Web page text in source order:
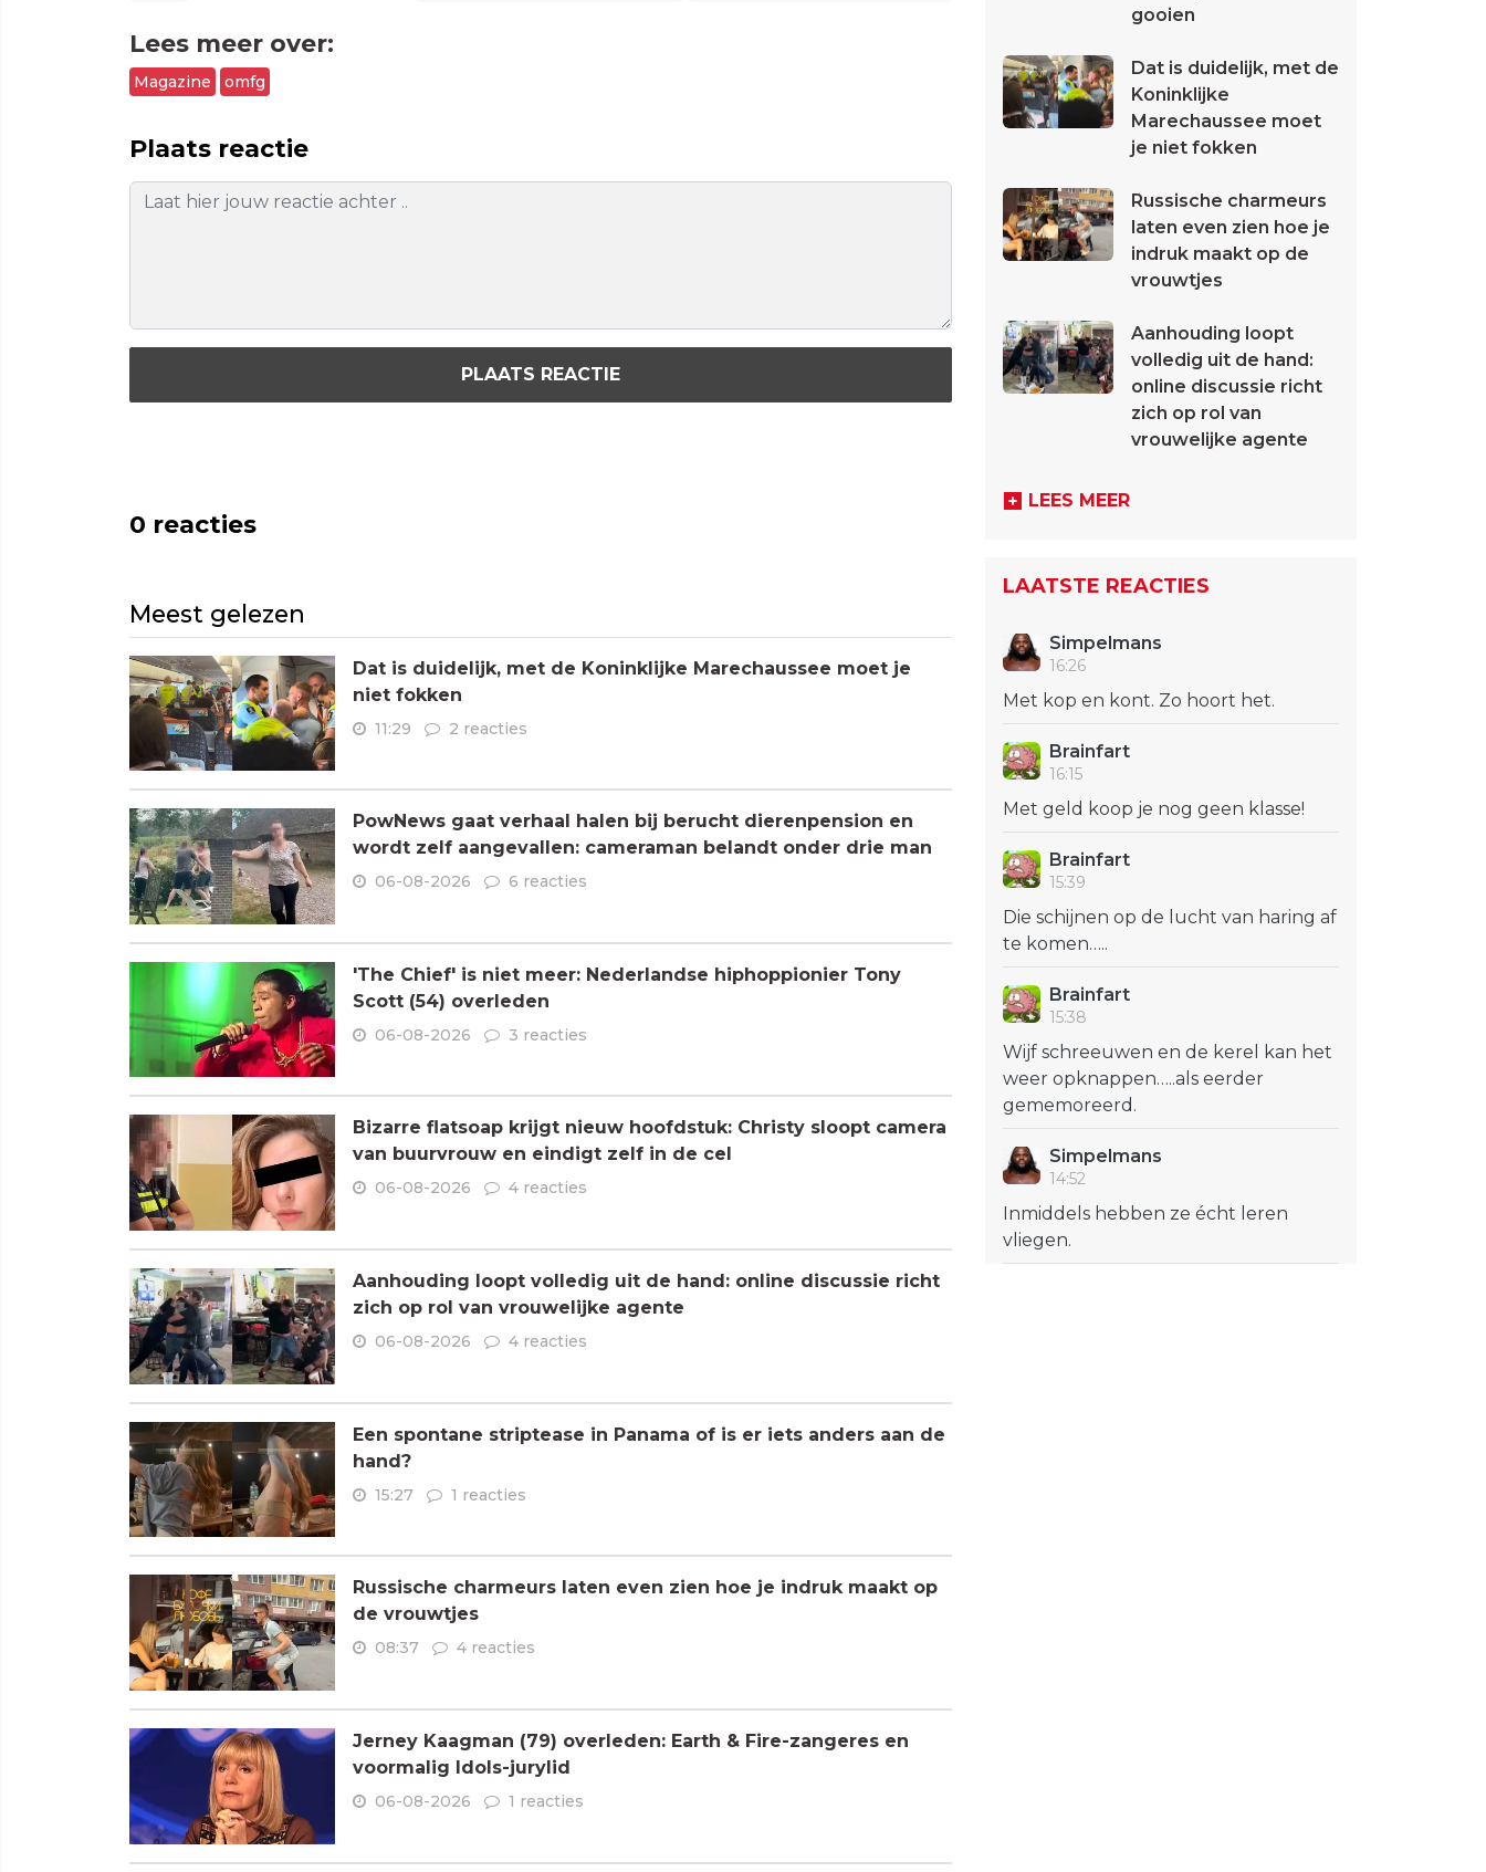
Lees meer over:
Magazine omfg
Plaats reactie
PLAATS REACTIE
0 reacties
Meest gelezen
Dat is duidelijk, met de Koninklijke Marechaussee moet je
niet fokken
11:29 2 reacties
PowNews gaat verhaal halen bij berucht dierenpension en
wordt zelf aangevallen: cameraman belandt onder drie man
06-08-2026 6 reacties
'The Chief' is niet meer: Nederlandse hiphoppionier Tony
Scott (54) overleden
06-08-2026 3 reacties
Bizarre flatsoap krijgt nieuw hoofdstuk: Christy sloopt camera
van buurvrouw en eindigt zelf in de cel
06-08-2026 4 reacties
Aanhouding loopt volledig uit de hand: online discussie richt
zich op rol van vrouwelijke agente
06-08-2026 4 reacties
Een spontane striptease in Panama of is er iets anders aan de
hand?
15:27 1 reacties
Russische charmeurs laten even zien hoe je indruk maakt op
de vrouwtjes
08:37 4 reacties
Jerney Kaagman (79) overleden: Earth & Fire-zangeres en
voormalig Idols-jurylid
06-08-2026 1 reacties
gooien
Dat is duidelijk, met de
Koninklijke
Marechaussee moet
je niet fokken
Russische charmeurs
laten even zien hoe je
indruk maakt op de
vrouwtjes
Aanhouding loopt
volledig uit de hand:
online discussie richt
zich op rol van
vrouwelijke agente
LEES MEER
LAATSTE REACTIES
Simpelmans
16:26
Met kop en kont. Zo hoort het.
Brainfart
16:15
Met geld koop je nog geen klasse!
Brainfart
15:39
Die schijnen op de lucht van haring af
te komen…..
Brainfart
15:38
Wijf schreeuwen en de kerel kan het
weer opknappen…..als eerder
gememoreerd.
Simpelmans
14:52
Inmiddels hebben ze écht leren
vliegen.